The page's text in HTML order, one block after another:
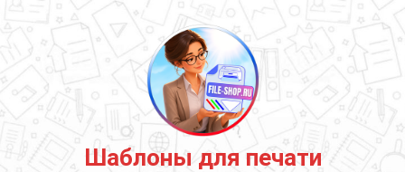
содержимому
Шаблоны для печати